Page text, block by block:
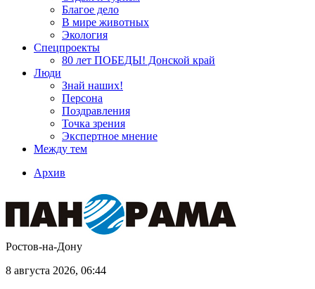
Благое дело
В мире животных
Экология
Спецпроекты
80 лет ПОБЕДЫ! Донской край
Люди
Знай наших!
Персона
Поздравления
Точка зрения
Экспертное мнение
Между тем
Архив
Ростов-на-Дону
8 августа 2026, 06:44